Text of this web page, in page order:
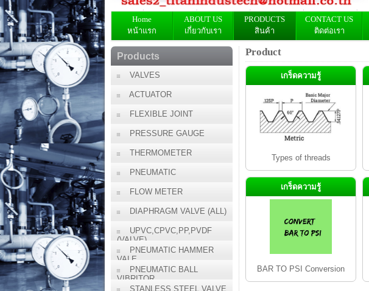
Home
หน้าแรก
ABOUT US
เกี่ยวกับเรา
PRODUCTS
สินค้า
CONTACT US
ติดต่อเรา
Products
VALVES
ACTUATOR
FLEXIBLE JOINT
PRESSURE GAUGE
THERMOMETER
PNEUMATIC
FLOW METER
DIAPHRAGM VALVE (ALL)
UPVC,CPVC,PP,PVDF
(VALVE)
PNEUMATIC HAMMER
VALE
PNEUMATIC BALL
VIBRITOR
STANLESS STEEL VALVE
Product
เกร็ดความรู้
Types of threads
เกร็ดความรู้
BAR TO PSI Conversion